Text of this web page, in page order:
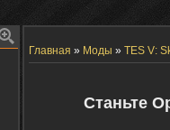
Главная » Моды » TES V:
Станьте